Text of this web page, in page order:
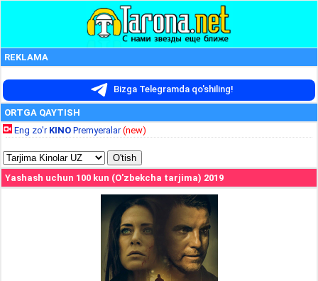
REKLAMA
Bizga Telegramda qo'shiling!
ORTGA QAYTISH
Eng zo'r KINO Premyeralar(new)
Yashash uchun 100 kun (O'zbekcha tarjima) 2019